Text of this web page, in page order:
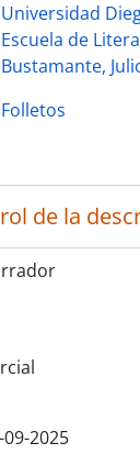
Universidad
Escuela de
Bustamante,
Folletos
de la
09-2025